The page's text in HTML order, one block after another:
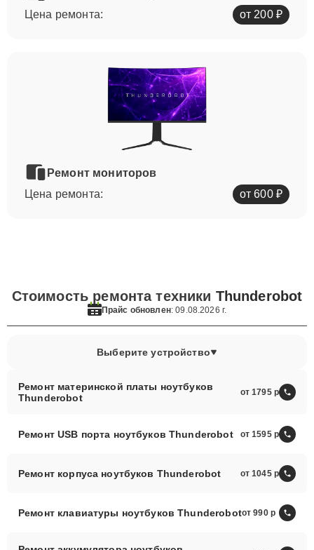
Цена ремонта:
от 200 ₽
Ремонт мониторов
Цена ремонта:
от 600 ₽
Стоимость ремонта техники Thunderobot
Прайс обновлен: 09.08.2026 г.
Выберите устройство
Ремонт материнской платы ноутбуков
Thunderobot
от 1795
Ремонт USB порта ноутбуков Thunderobot от 1595
Ремонт корпуса ноутбуков Thunderobot от 1045
Ремонт клавиатуры ноутбуков Thunderobotот 990